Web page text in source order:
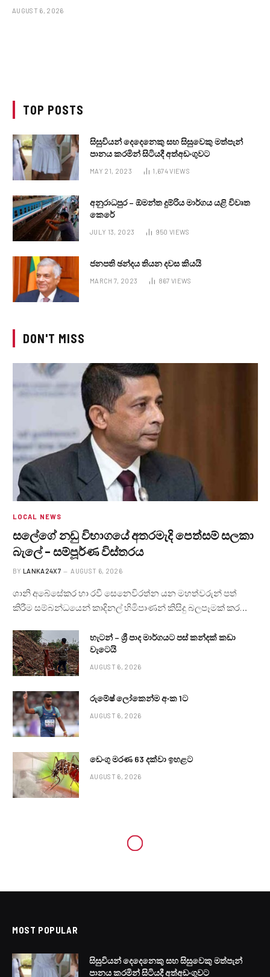
AUGUST 6, 2026
TOP POSTS
සිසුවියන් දෙදෙනෙකු සහ සිසුවෙකු මත්පැන්
පානය කරමින් සිටියදී අත්අඩංගුවට
MAY 21, 2023 1,674VIEWS
අනුරාධපුර – ඕමන්ත දුම්රිය මාර්ගය යළි විවෘත
කෙරේ
JULY 13, 2023 950 VIEWS
ජනපති ඡන්දය තියන දවස කියයි
MARCH 7, 2023 867 VIEWS
DON'T MISS
LOCAL NEWS
සලේගේ නඩු විභාගයේ අතරමැදි පෙත්සම් සලකා
බැලේ – සම්පූර්ණ විස්තරය
BY LANKA24X7 AUGUST 6, 2026
ශානි අබේසේකර හා රවී සෙනෙවිරත්න යන මහත්වරුන් පත්
කිරීම සම්බන්ධයෙන් කාදිනල් හිමිපාණන් කිසිදු බලපෑමක් කර…
හැටන් – ශ්‍රී පාද මාර්ගයට පස් කන්දක් කඩා
වැටෙයි
AUGUST 6, 2026
රුමේෂ් ලෝකෙන්ම අංක 1ට
AUGUST 6, 2026
ඩෙංගු මරණ 63 දක්වා ඉහළට
AUGUST 6, 2026
MOST POPULAR
සිසුවියන් දෙදෙනෙකු සහ සිසුවෙකු මත්පැන්
පානය කරමින් සිටියදී අත්අඩංගුවට